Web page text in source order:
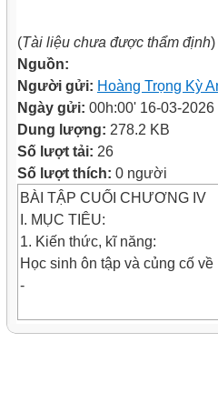
(Tài liệu chưa được thẩm định)
Nguồn:
Người gửi: Hoàng Trọng Kỳ
Ngày gửi: 00h:00' 16-03-2026
Dung lượng: 278.2 KB
Số lượt tải: 26
Số lượt thích: 0 người
BÀI TẬP CUỐI CHƯƠNG IV
I. MỤC TIÊU:
1. Kiến thức, kĩ năng:
Học sinh ôn tập và củng cố về
-